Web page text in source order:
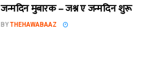
जन्मदिन मुबारक – जश्न ए जन्मदिन शुरू
BYTHEHAWABAAZ